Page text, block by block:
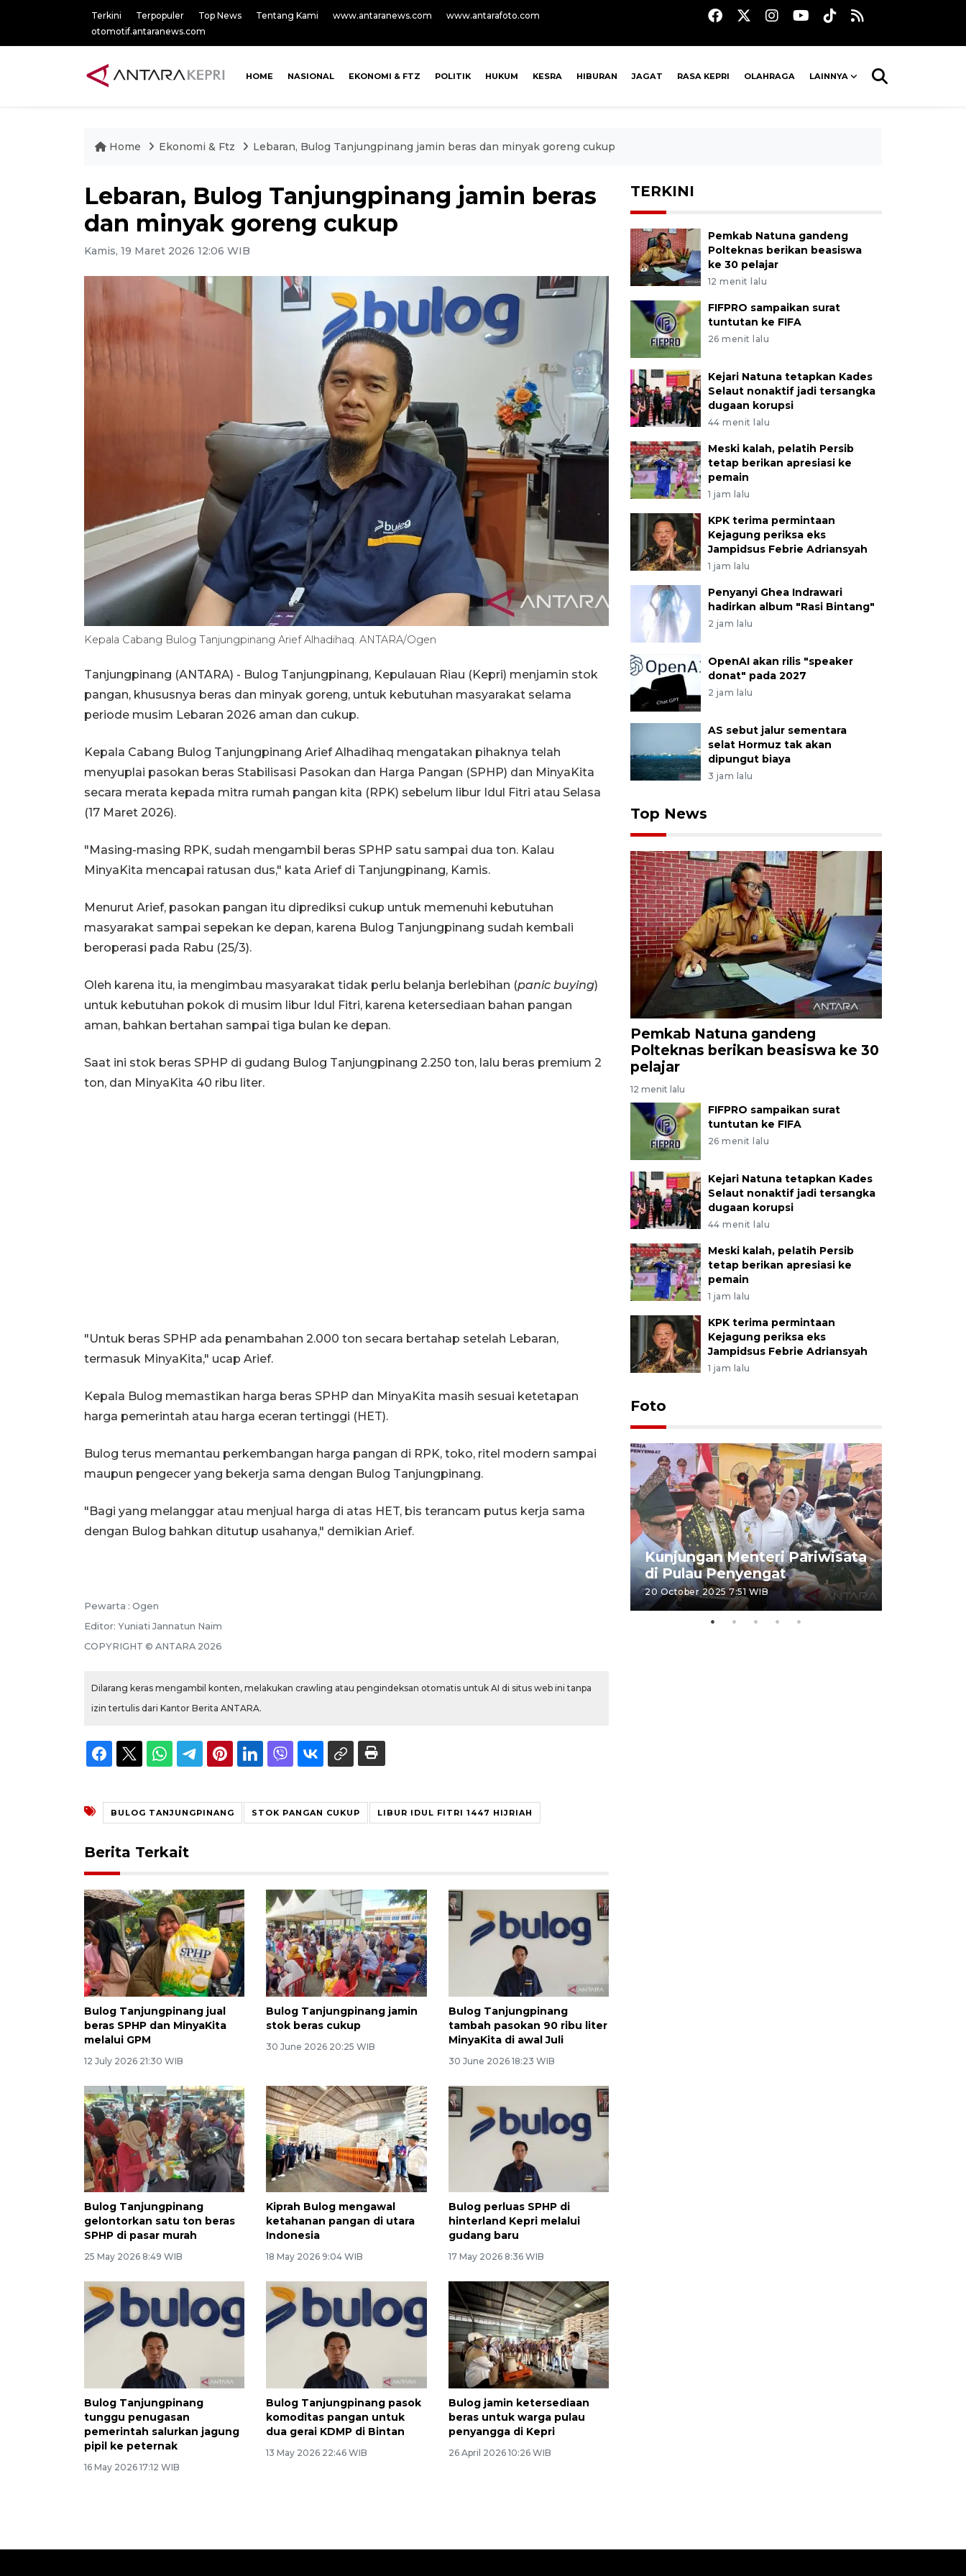
Terkini Terpopuler Top News Tentang Kami www.antaranews.com
www.antarafoto.com
otomotif.antaranews.com
HOME NASIONAL EKONOMI & FTZ POLITIK HUKUM KESRA HIBURAN JAGAT RASA KEPRI OLAHRAGA LAINNYA
Home Ekonomi & Ftz Lebaran, Bulog Tanjungpinang jamin beras dan minyak goreng cukup
Lebaran, Bulog Tanjungpinang jamin beras
dan minyak goreng cukup
Kamis, 19 Maret 2026 12:06 WIB
Kepala Cabang Bulog Tanjungpinang Arief Alhadihaq. ANTARA/Ogen
Tanjungpinang (ANTARA) - Bulog Tanjungpinang, Kepulauan Riau (Kepri) menjamin stok
pangan, khususnya beras dan minyak goreng, untuk kebutuhan masyarakat selama
periode musim Lebaran 2026 aman dan cukup.
Kepala Cabang Bulog Tanjungpinang Arief Alhadihaq mengatakan pihaknya telah
menyuplai pasokan beras Stabilisasi Pasokan dan Harga Pangan (SPHP) dan MinyaKita
secara merata kepada mitra rumah pangan kita (RPK) sebelum libur Idul Fitri atau Selasa
(17 Maret 2026).
"Masing-masing RPK, sudah mengambil beras SPHP satu sampai dua ton. Kalau
MinyaKita mencapai ratusan dus," kata Arief di Tanjungpinang, Kamis.
Menurut Arief, pasokan pangan itu diprediksi cukup untuk memenuhi kebutuhan
masyarakat sampai sepekan ke depan, karena Bulog Tanjungpinang sudah kembali
beroperasi pada Rabu (25/3).
Oleh karena itu, ia mengimbau masyarakat tidak perlu belanja berlebihan (panic buying)
untuk kebutuhan pokok di musim libur Idul Fitri, karena ketersediaan bahan pangan
aman, bahkan bertahan sampai tiga bulan ke depan.
Saat ini stok beras SPHP di gudang Bulog Tanjungpinang 2.250 ton, lalu beras premium 2
ton, dan MinyaKita 40 ribu liter.
"Untuk beras SPHP ada penambahan 2.000 ton secara bertahap setelah Lebaran,
termasuk MinyaKita," ucap Arief.
Kepala Bulog memastikan harga beras SPHP dan MinyaKita masih sesuai ketetapan
harga pemerintah atau harga eceran tertinggi (HET).
Bulog terus memantau perkembangan harga pangan di RPK, toko, ritel modern sampai
maupun pengecer yang bekerja sama dengan Bulog Tanjungpinang.
"Bagi yang melanggar atau menjual harga di atas HET, bis terancam putus kerja sama
dengan Bulog bahkan ditutup usahanya," demikian Arief.
Pewarta : Ogen
Editor: Yuniati Jannatun Naim
COPYRIGHT © ANTARA 2026
Dilarang keras mengambil konten, melakukan crawling atau pengindeksan otomatis untuk AI di situs web ini tanpa
izin tertulis dari Kantor Berita ANTARA.
BULOG TANJUNGPINANG STOK PANGAN CUKUP LIBUR IDUL FITRI 1447 HIJRIAH
Berita Terkait
Bulog Tanjungpinang jual
beras SPHP dan MinyaKita
melalui GPM
12 July 2026 21:30 WIB
Bulog Tanjungpinang jamin
stok beras cukup
30 June 2026 20:25 WIB
Bulog Tanjungpinang
tambah pasokan 90 ribu liter
MinyaKita di awal Juli
30 June 2026 18:23 WIB
Bulog Tanjungpinang
gelontorkan satu ton beras
SPHP di pasar murah
25 May 2026 8:49 WIB
Kiprah Bulog mengawal
ketahanan pangan di utara
Indonesia
18 May 2026 9:04 WIB
Bulog perluas SPHP di
hinterland Kepri melalui
gudang baru
17 May 2026 8:36 WIB
Bulog Tanjungpinang
tunggu penugasan
pemerintah salurkan jagung
pipil ke peternak
16 May 2026 17:12 WIB
Bulog Tanjungpinang pasok
komoditas pangan untuk
dua gerai KDMP di Bintan
13 May 2026 22:46 WIB
Bulog jamin ketersediaan
beras untuk warga pulau
penyangga di Kepri
26 April 2026 10:26 WIB
TERKINI
Pemkab Natuna gandeng
Polteknas berikan beasiswa
ke 30 pelajar
12 menit lalu
FIFPRO sampaikan surat
tuntutan ke FIFA
26 menit lalu
Kejari Natuna tetapkan Kades
Selaut nonaktif jadi tersangka
dugaan korupsi
44 menit lalu
Meski kalah, pelatih Persib
tetap berikan apresiasi ke
pemain
1 jam lalu
KPK terima permintaan
Kejagung periksa eks
Jampidsus Febrie Adriansyah
1 jam lalu
Penyanyi Ghea Indrawari
hadirkan album "Rasi Bintang"
2 jam lalu
OpenAI akan rilis "speaker
donat" pada 2027
2 jam lalu
AS sebut jalur sementara
selat Hormuz tak akan
dipungut biaya
3 jam lalu
Top News
Pemkab Natuna gandeng
Polteknas berikan beasiswa ke 30
pelajar
12 menit lalu
FIFPRO sampaikan surat
tuntutan ke FIFA
26 menit lalu
Kejari Natuna tetapkan Kades
Selaut nonaktif jadi tersangka
dugaan korupsi
44 menit lalu
Meski kalah, pelatih Persib
tetap berikan apresiasi ke
pemain
1 jam lalu
KPK terima permintaan
Kejagung periksa eks
Jampidsus Febrie Adriansyah
1 jam lalu
Foto
Kunjungan Menteri Pariwisata
di Pulau Penyengat
20 October 2025 7:51 WIB